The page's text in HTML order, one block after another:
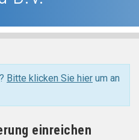
Bitte klicken Sie hier um an
einreichen